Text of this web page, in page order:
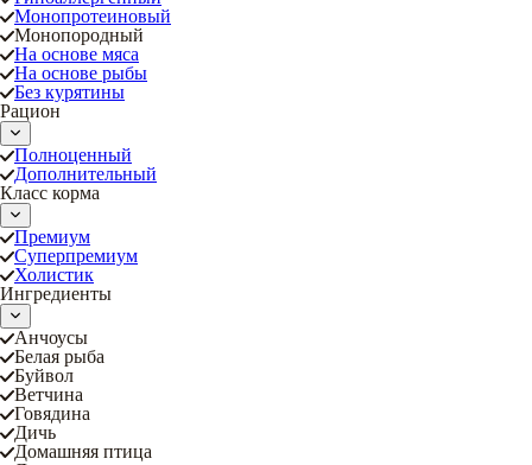
Монопротеиновый
Монопородный
На основе мяса
На основе рыбы
Без курятины
Рацион
Полноценный
Дополнительный
Класс корма
Премиум
Суперпремиум
Холистик
Ингредиенты
Анчоусы
Белая рыба
Буйвол
Ветчина
Говядина
Дичь
Домашняя птица